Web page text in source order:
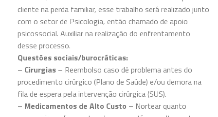
cliente na perda familiar, esse trabalho será realizado junto
com o setor de Psicologia, então chamado de apoio
psicossocial. Auxiliar na realização do enfrentamento
desse processo.
Questões sociais/burocráticas:
– Cirurgias– Reembolso caso dê problema antes do
procedimento cirúrgico (Plano de Saúde) e/ou demora na
fila de espera pela intervenção cirúrgica (SUS).
– Medicamentos de Alto Custo – Nortear quanto